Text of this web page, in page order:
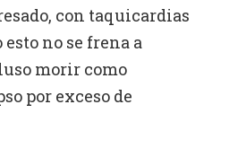
con taquicardias
no se frena a
morir como
por exceso de